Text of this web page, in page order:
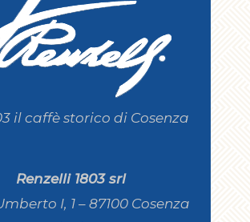
il caffè storico di Cosenza
Renzelli 1803 srl
I, 1 – 87100 Cosenza